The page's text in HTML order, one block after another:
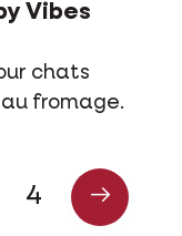
Vibes
chats
au fromage.
4